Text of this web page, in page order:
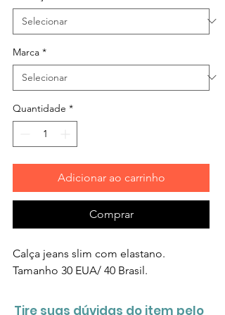
Marca *
Quantidade *
Adicionar ao carrinho
Comprar
Calça jeans slim com elastano.
Tamanho 30 EUA/ 40 Brasil.
Tire suas dúvidas do item pelo